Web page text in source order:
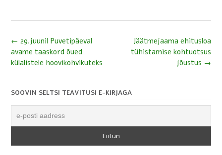
Post
navigation
Jäätmejaama ehitusloa
tühistamise kohtuotsus
jõustus →
← 29.juunil Puvetipäeval
avame taaskord õued
külalistele hoovikohvikuteks
SOOVIN SELTSI TEAVITUSI E-KIRJAGA